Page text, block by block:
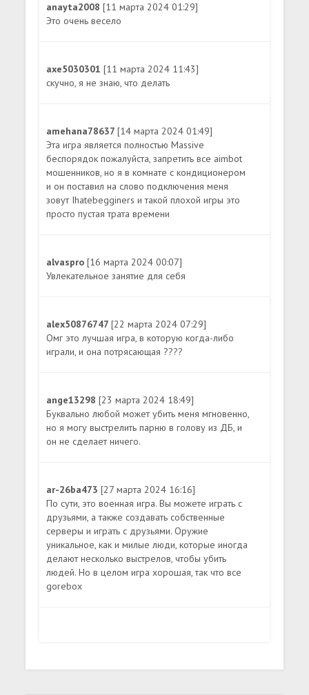
anayta2008[11 марта 2024 01:29]
Это очень весело
axe5030301[11 марта 2024 11:43]
скучно, я не знаю, что делать
amehana78637[14 марта 2024 01:49]
Эта игра является полностью Massive
беспорядок пожалуйста, запретить все aimbot
мошенников, но я в комнате с кондиционером
и он поставил на слово подключения меня
зовут Ihatebegginers и такой плохой игры это
просто пустая трата времени
alvaspro[16 марта 2024 00:07]
Увлекательное занятие для себя
alex50876747[22 марта 2024 07:29]
Омг это лучшая игра, в которую когда-либо
играли, и она потрясающая ????
ange13298[23 марта 2024 18:49]
Буквально любой может убить меня мгновенно,
но я могу выстрелить парню в голову из ДБ, и
он не сделает ничего.
ar-26ba473[27 марта 2024 16:16]
По сути, это военная игра. Вы можете играть с
друзьями, а также создавать собственные
серверы и играть с друзьями. Оружие
уникальное, как и милые люди, которые иногда
делают несколько выстрелов, чтобы убить
людей. Но в целом игра хорошая, так что все
gorebox